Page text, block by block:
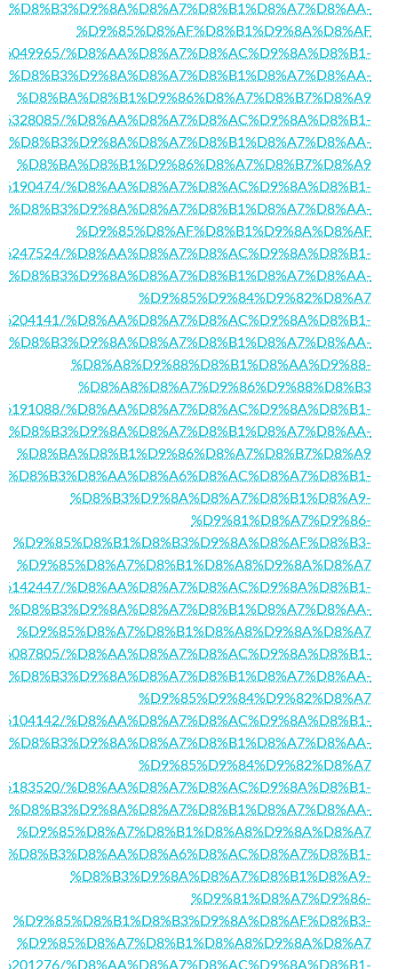
%D8%B3%D9%8A%D8%A7%D8%B1%D8%A7%D8%AA-
%D9%85%D8%AF%D8%B1%D9%8A%D8%AF
%D8%AA%D8%A7%D8%AC%D9%8A%D8%B1-
%D8%B3%D9%8A%D8%A7%D8%B1%D8%A7%D8%AA-
%D8%BA%D8%B1%D9%86%D8%A7%D8%B7%D8%A9
%D8%AA%D8%A7%D8%AC%D9%8A%D8%B1-
%D8%B3%D9%8A%D8%A7%D8%B1%D8%A7%D8%AA-
%D8%BA%D8%B1%D9%86%D8%A7%D8%B7%D8%A9
%D8%AA%D8%A7%D8%AC%D9%8A%D8%B1-
%D8%B3%D9%8A%D8%A7%D8%B1%D8%A7%D8%AA-
%D9%85%D8%AF%D8%B1%D9%8A%D8%AF
%D8%AA%D8%A7%D8%AC%D9%8A%D8%B1-
%D8%B3%D9%8A%D8%A7%D8%B1%D8%A7%D8%AA-
%D9%85%D9%84%D9%82%D8%A7
%D8%AA%D8%A7%D8%AC%D9%8A%D8%B1-
%D8%B3%D9%8A%D8%A7%D8%B1%D8%A7%D8%AA-
%D8%A8%D9%88%D8%B1%D8%AA%D9%88-
%D8%A8%D8%A7%D9%86%D9%88%D8%B3
%D8%AA%D8%A7%D8%AC%D9%8A%D8%B1-
%D8%B3%D9%8A%D8%A7%D8%B1%D8%A7%D8%AA-
%D8%BA%D8%B1%D9%86%D8%A7%D8%B7%D8%A9
%D8%B3%D9%8A%D8%A7%D8%B1%D8%A9-
%D9%81%D8%A7%D9%86-
%D9%85%D8%B1%D8%B3%D9%8A%D8%AF%D8%B3-
%D9%85%D8%A7%D8%B1%D8%A8%D9%8A%D8%A7
%D8%AA%D8%A7%D8%AC%D9%8A%D8%B1-
%D8%B3%D9%8A%D8%A7%D8%B1%D8%A7%D8%AA-
%D9%85%D8%A7%D8%B1%D8%A8%D9%8A%D8%A7
%D8%AA%D8%A7%D8%AC%D9%8A%D8%B1-
%D8%B3%D9%8A%D8%A7%D8%B1%D8%A7%D8%AA-
%D9%85%D9%84%D9%82%D8%A7
%D8%AA%D8%A7%D8%AC%D9%8A%D8%B1-
%D8%B3%D9%8A%D8%A7%D8%B1%D8%A7%D8%AA-
%D9%85%D9%84%D9%82%D8%A7
%D8%AA%D8%A7%D8%AC%D9%8A%D8%B1-
%D8%B3%D9%8A%D8%A7%D8%B1%D8%A7%D8%AA-
%D9%85%D8%A7%D8%B1%D8%A8%D9%8A%D8%A7
%D8%B3%D9%8A%D8%A7%D8%B1%D8%A9-
%D9%81%D8%A7%D9%86-
%D9%85%D8%B1%D8%B3%D9%8A%D8%AF%D8%B3-
%D9%85%D8%A7%D8%B1%D8%A8%D9%8A%D8%A7
%D8%AA%D8%A7%D8%AC%D9%8A%D8%B1-